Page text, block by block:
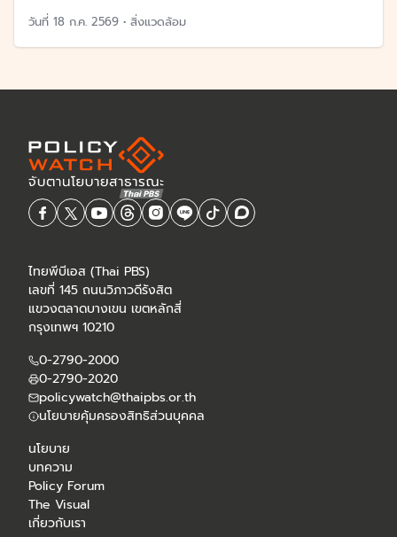
วันที่ 18 ก.ค. 2569 • สิ่งแวดล้อม
ไทยพีบีเอส (Thai PBS)
เลขที่ 145 ถนนวิภาวดีรังสิต
แขวงตลาดบางเขน เขตหลักสี่
กรุงเทพฯ 10210
0-2790-2000
0-2790-2020
policywatch@thaipbs.or.th
นโยบายคุ้มครองสิทธิส่วนบุคคล
นโยบาย
บทความ
Policy Forum
The Visual
เกี่ยวกับเรา